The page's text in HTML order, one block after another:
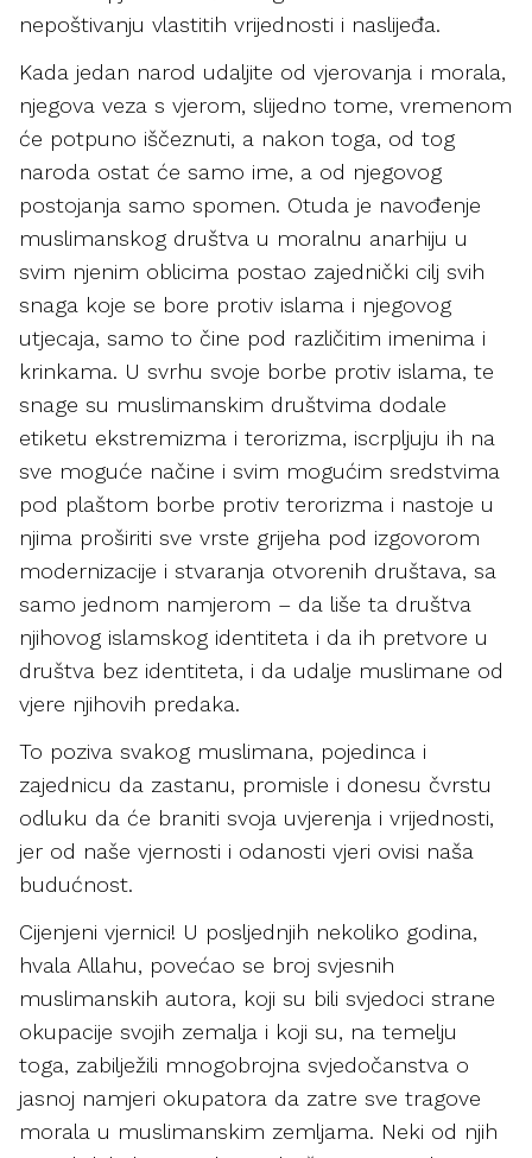
nepoštivanju vlastitih vrijednosti i naslijeđa.
Kada jedan narod udaljite od vjerovanja i morala,
njegova veza s vjerom, slijedno tome, vremenom
će potpuno iščeznuti, a nakon toga, od tog
naroda ostat će samo ime, a od njegovog
postojanja samo spomen. Otuda je navođenje
muslimanskog društva u moralnu anarhiju u
svim njenim oblicima postao zajednički cilj svih
snaga koje se bore protiv islama i njegovog
utjecaja, samo to čine pod različitim imenima i
krinkama. U svrhu svoje borbe protiv islama, te
snage su muslimanskim društvima dodale
etiketu ekstremizma i terorizma, iscrpljuju ih na
sve moguće načine i svim mogućim sredstvima
pod plaštom borbe protiv terorizma i nastoje u
njima proširiti sve vrste grijeha pod izgovorom
modernizacije i stvaranja otvorenih društava, sa
samo jednom namjerom – da liše ta društva
njihovog islamskog identiteta i da ih pretvore u
društva bez identiteta, i da udalje muslimane od
vjere njihovih predaka.
To poziva svakog muslimana, pojedinca i
zajednicu da zastanu, promisle i donesu čvrstu
odluku da će braniti svoja uvjerenja i vrijednosti,
jer od naše vjernosti i odanosti vjeri ovisi naša
budućnost.
Cijenjeni vjernici! U posljednjih nekoliko godina,
hvala Allahu, povećao se broj svjesnih
muslimanskih autora, koji su bili svjedoci strane
okupacije svojih zemalja i koji su, na temelju
toga, zabilježili mnogobrojna svjedočanstva o
jasnoj namjeri okupatora da zatre sve tragove
morala u muslimanskim zemljama. Neki od njih